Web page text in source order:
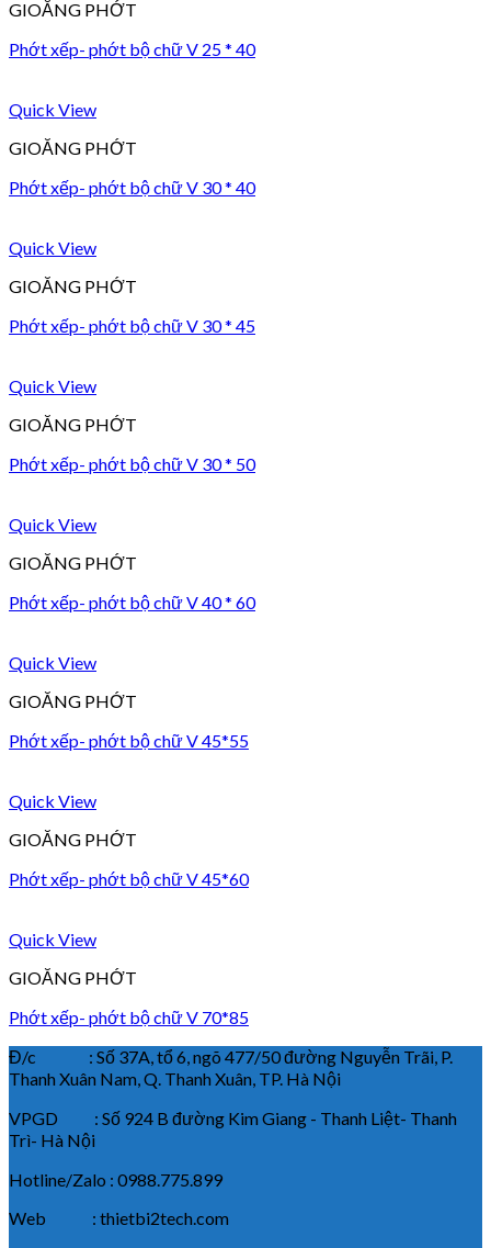
GIOĂNG PHỚT
Phớt xếp- phớt bộ chữ V 25 * 40
Quick View
GIOĂNG PHỚT
Phớt xếp- phớt bộ chữ V 30 * 40
Quick View
GIOĂNG PHỚT
Phớt xếp- phớt bộ chữ V 30 * 45
Quick View
GIOĂNG PHỚT
Phớt xếp- phớt bộ chữ V 30 * 50
Quick View
GIOĂNG PHỚT
Phớt xếp- phớt bộ chữ V 40 * 60
Quick View
GIOĂNG PHỚT
Phớt xếp- phớt bộ chữ V 45*55
Quick View
GIOĂNG PHỚT
Phớt xếp- phớt bộ chữ V 45*60
Quick View
GIOĂNG PHỚT
Phớt xếp- phớt bộ chữ V 70*85
Đ/c : Số 37A, tổ 6, ngõ 477/50 đường Nguyễn Trãi, P.
Thanh Xuân Nam, Q. Thanh Xuân, TP. Hà Nội
VPGD : Số 924 B đường Kim Giang - Thanh Liệt- Thanh
Trì- Hà Nội
Hotline/Zalo : 0988.775.899
Web : thietbi2tech.com